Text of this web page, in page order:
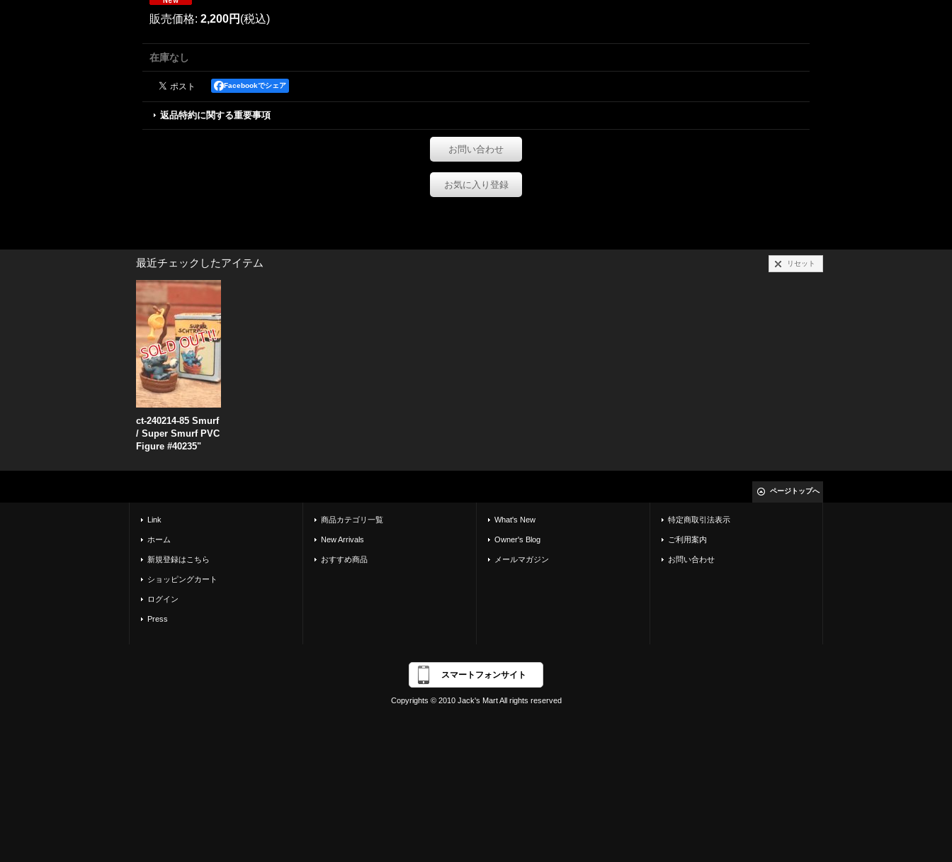
販売価格: 2,200円 (税込)
在庫なし
Facebookでシェア
返品特約に関する重要事項
お問い合わせ
お気に入り登録
最近チェックしたアイテム リセット
ct-240214-85 Smurf
/ Super Smurf PVC
Figure #40235"
ページトップへ
Link
ホーム
新規登録はこちら
ショッピングカート
ログイン
Press
商品カテゴリ一覧
New Arrivals
おすすめ商品
What's New
Owner's Blog
メールマガジン
特定商取引法表示
ご利用案内
お問い合わせ
スマートフォンサイト
Copyrights © 2010 Jack's Mart All rights reserved